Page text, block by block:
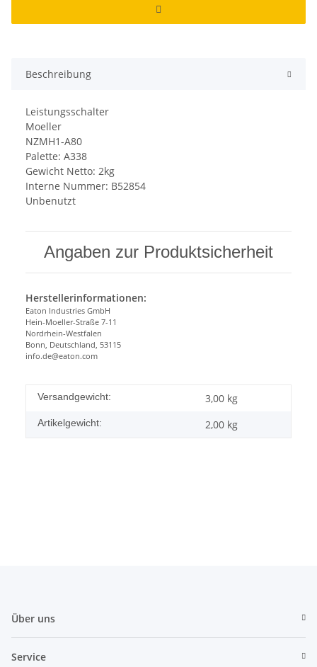
Beschreibung
Leistungsschalter
Moeller
NZMH1-A80
Palette: A338
Gewicht Netto: 2kg
Interne Nummer: B52854
Unbenutzt
Angaben zur Produktsicherheit
Herstellerinformationen:
Eaton Industries GmbH
Hein-Moeller-Straße 7-11
Nordrhein-Westfalen
Bonn, Deutschland, 53115
info.de@eaton.com
Versandgewicht: 3,00 kg
Artikelgewicht: 2,00 kg
Über uns
Service